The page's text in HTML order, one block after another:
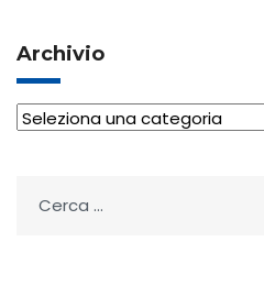
Archivio
Archivio
per: